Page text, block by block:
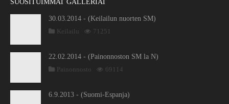
SUOSITUIMMAT GALLERIAT
30.03.2014 - (Keilailun nuorten SM)
Keilailu
71251
22.02.2014 - (Painonnoston SM la N)
Painonnosto
69114
6.9.2013 - (Suomi-Espanja)